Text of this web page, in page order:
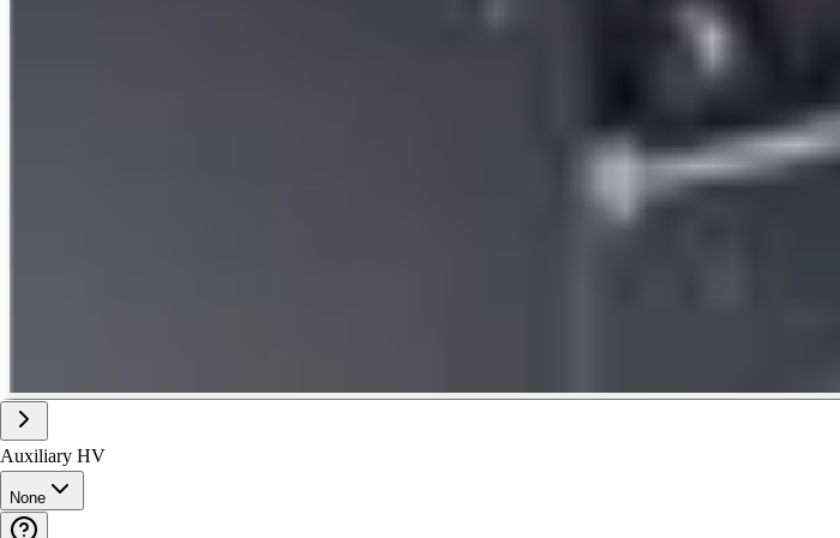
Auxiliary HV
None